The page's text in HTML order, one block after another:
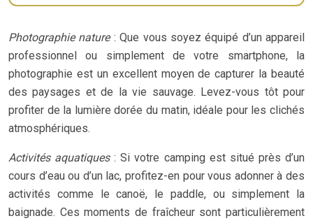
Photographie nature : Que vous soyez équipé d’un appareil
professionnel ou simplement de votre smartphone, la
photographie est un excellent moyen de capturer la beauté
des paysages et de la vie sauvage. Levez-vous tôt pour
profiter de la lumière dorée du matin, idéale pour les clichés
atmosphériques.
Activités aquatiques: Si votre camping est situé près d’un
cours d’eau ou d’un lac, profitez-en pour vous adonner à des
activités comme le canoë, le paddle, ou simplement la
baignade. Ces moments de fraîcheur sont particulièrement